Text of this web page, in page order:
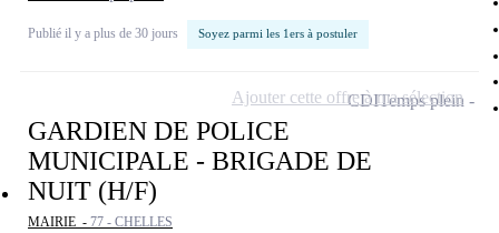
Publié il y a plus de 30 jours Soyez parmi les 1ers à postuler
GARDIEN DE POLICE
MUNICIPALE - BRIGADE DE
NUIT (H/F)
MAIRIE - 77 - CHELLES
CDITemps plein
Ajouter cette offre à ma sélection